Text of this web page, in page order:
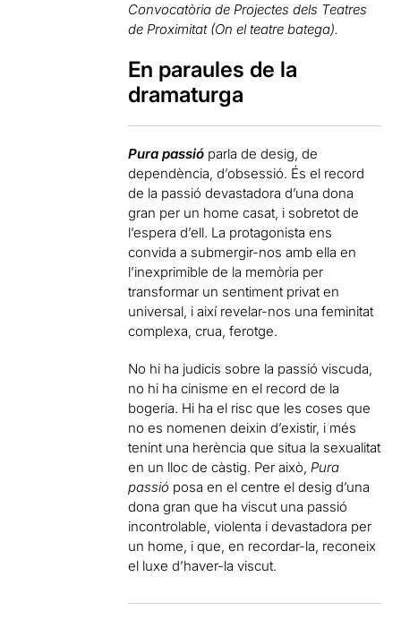
Convocatòria de Projectes dels Teatres
de Proximitat (On el teatre batega).
En paraules de la
dramaturga
Pura passió parla de desig, de
dependència, d’obsessió. És el record
de la passió devastadora d’una dona
gran per un home casat, i sobretot de
l’espera d’ell. La protagonista ens
convida a submergir-nos amb ella en
l’inexprimible de la memòria per
transformar un sentiment privat en
universal, i així revelar-nos una feminitat
complexa, crua, ferotge.
No hi ha judicis sobre la passió viscuda,
no hi ha cinisme en el record de la
bogeria. Hi ha el risc que les coses que
no es nomenen deixin d’existir, i més
tenint una herència que situa la sexualitat
en un lloc de càstig. Per això,Pura
passió posa en el centre el desig d’una
dona gran que ha viscut una passió
incontrolable, violenta i devastadora per
un home, i que, en recordar-la, reconeix
el luxe d’haver-la viscut.